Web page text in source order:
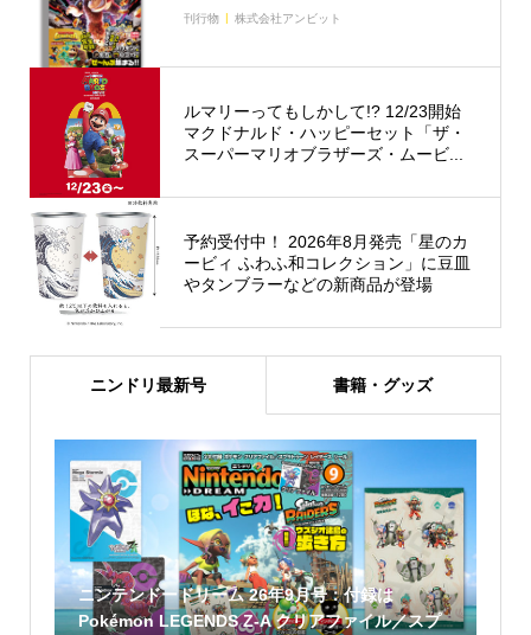
刊行物 株式会社アンビット
ルマリーってもしかして!? 12/23開始
マクドナルド・ハッピーセット「ザ・
スーパーマリオブラザーズ・ムービ...
予約受付中！ 2026年8月発売「星のカ
ービィ ふわふ和コレクション」に豆皿
やタンブラーなどの新商品が登場
ニンドリ最新号 書籍・グッズ
ニンテンドードリーム 26年9月号：付録は
Pokémon LEGENDS Z-A クリアファイル／スプ